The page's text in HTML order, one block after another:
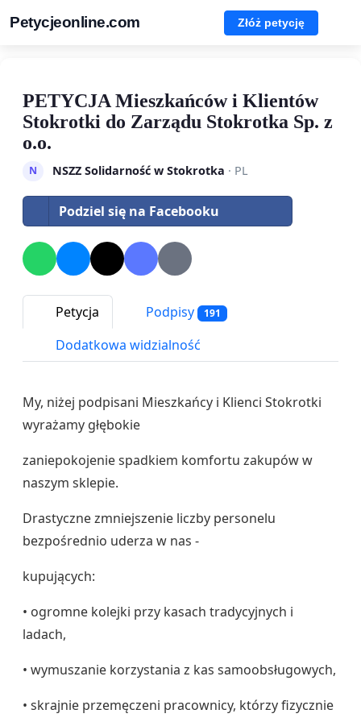
Petycjeonline.com Złóż petycję
PETYCJA Mieszkańców i Klientów
Stokrotki do Zarządu Stokrotka Sp. z
o.o.
N NSZZ Solidarność w Stokrotka · PL
Podziel się na Facebooku
Petycja Podpisy 191
Dodatkowa widzialność
My, niżej podpisani Mieszkańcy i Klienci Stokrotki
wyrażamy głębokie
zaniepokojenie spadkiem komfortu zakupów w
naszym sklepie.
Drastyczne zmniejszenie liczby personelu
bezpośrednio uderza w nas -
kupujących:
• ogromne kolejki przy kasach tradycyjnych i
ladach,
• wymuszanie korzystania z kas samoobsługowych,
• skrajnie przemęczeni pracownicy, którzy fizycznie